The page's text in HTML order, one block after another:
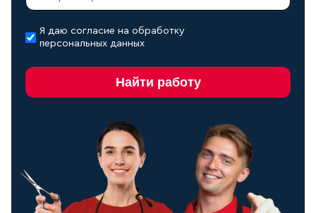
Я даю согласие на обработку
персональных данных
Найти работу